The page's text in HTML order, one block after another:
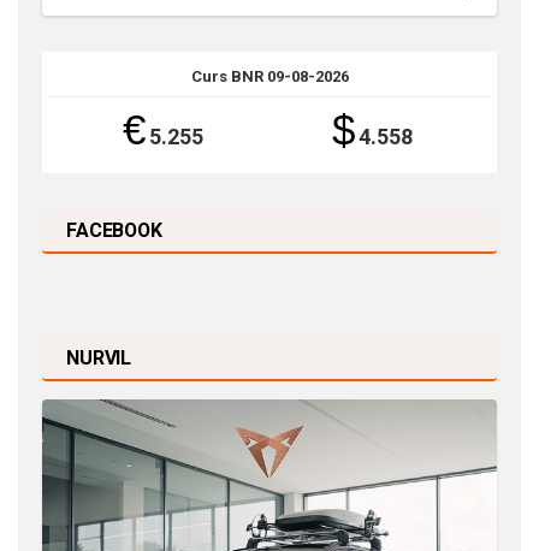
Curs BNR 09-08-2026
€5.255 $4.558
FACEBOOK
NURVIL